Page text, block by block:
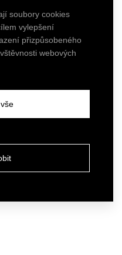
soubory cookies
vylepšení
přizpůsobeného
webových